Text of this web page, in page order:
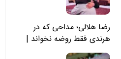
رضا هلالی؛ مداحی که در
هرندی فقط روضه نخواند |
مسئولان «تکیه‌گاه آقا مرتضی